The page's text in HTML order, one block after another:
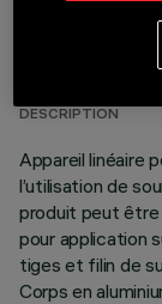
DERNIÈRE MISE À
DESCRIPTION
Appareil linéaire
l’utilisation de
produit peut être
pour application
tiges et filin de
Corps en